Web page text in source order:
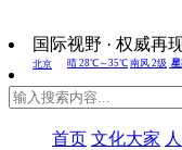
国际视野 · 权威再
首页 文化大家